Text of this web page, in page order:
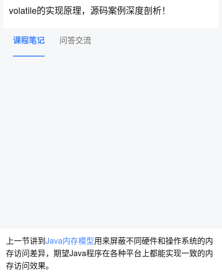
volatile的实现原理，源码案例深度剖析！
课程笔记 问答交流
上一节讲到Java内存模型用来屏蔽不同硬件和操作系统的内
存访问差异，期望Java程序在各种平台上都能实现一致的内
存访问效果。